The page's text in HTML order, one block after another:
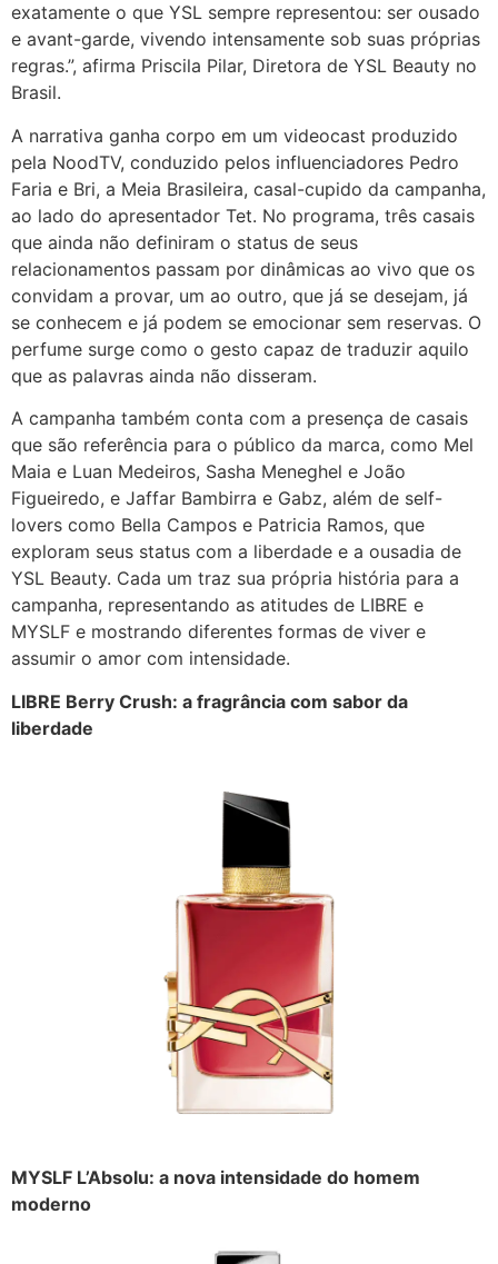
exatamente o que YSL sempre representou: ser ousado
e avant-garde, vivendo intensamente sob suas próprias
regras.”, afirma Priscila Pilar, Diretora de YSL Beauty no
Brasil.
A narrativa ganha corpo em um videocast produzido
pela NoodTV, conduzido pelos influenciadores Pedro
Faria e Bri, a Meia Brasileira, casal-cupido da campanha,
ao lado do apresentador Tet. No programa, três casais
que ainda não definiram o status de seus
relacionamentos passam por dinâmicas ao vivo que os
convidam a provar, um ao outro, que já se desejam, já
se conhecem e já podem se emocionar sem reservas. O
perfume surge como o gesto capaz de traduzir aquilo
que as palavras ainda não disseram.
A campanha também conta com a presença de casais
que são referência para o público da marca, como Mel
Maia e Luan Medeiros, Sasha Meneghel e João
Figueiredo, e Jaffar Bambirra e Gabz, além de self-
lovers como Bella Campos e Patricia Ramos, que
exploram seus status com a liberdade e a ousadia de
YSL Beauty. Cada um traz sua própria história para a
campanha, representando as atitudes de LIBRE e
MYSLF e mostrando diferentes formas de viver e
assumir o amor com intensidade.
LIBRE Berry Crush: a fragrância com sabor da
liberdade
MYSLF L’Absolu: a nova intensidade do homem
moderno